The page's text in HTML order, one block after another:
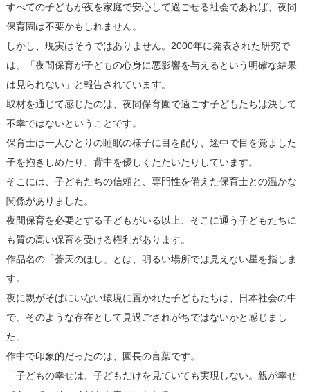
すべての子どもが夜を家庭で安心して過ごせる社会であれば、夜間
保育園は不要かもしれません。
しかし、現実はそうではありません。2000年に発表された研究で
は、「夜間保育が子どもの心身に悪影響を与えるという明確な結果
は見られない」と報告されています。
取材を通じて感じたのは、夜間保育園で過ごす子どもたちは決して
不幸ではないということです。
保育士は一人ひとりの睡眠の様子に目を配り、途中で目を覚ました
子を抱きしめたり、背中を優しくたたいたりしています。
そこには、子どもたちの信頼と、専門性を備えた保育士との温かな
関係がありました。
夜間保育を必要とする子どもがいる以上、そこに通う子どもたちに
も質の高い保育を受ける権利があります。
作品名の「蒼天のほし」とは、明るい場所では見えない星を指しま
す。
夜に親がそばにいない環境に置かれた子どもたちは、日本社会の中
で、そのような存在として見過ごされがちではないかと感じまし
た。
作中で印象的だったのは、園長の言葉です。
「子どもの幸せは、子どもだけを見ていても実現しない。親が幸せ